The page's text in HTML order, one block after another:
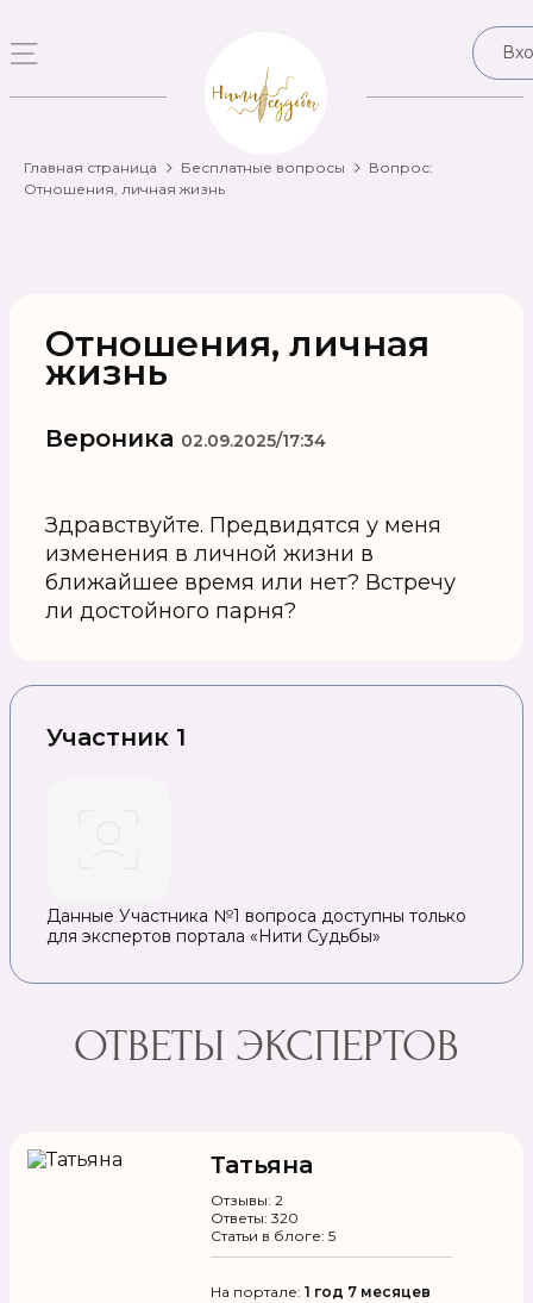
Главная страница Бесплатные вопросы
Вопрос:
Отношения, личная жизнь
Отношения, личная
жизнь
Вероника 02.09.2025/17:34
Здравствуйте. Предвидятся у меня
изменения в личной жизни в
ближайшее время или нет? Встречу
ли достойного парня?
Участник 1
Данные Участника №1 вопроса доступны только
для экспертов портала «Нити Судьбы»
ОТВЕТЫ ЭКСПЕРТОВ
Татьяна
Отзывы: 2
Ответы: 320
Статьи в блоге: 5
На портале: 1 год 7 месяцев